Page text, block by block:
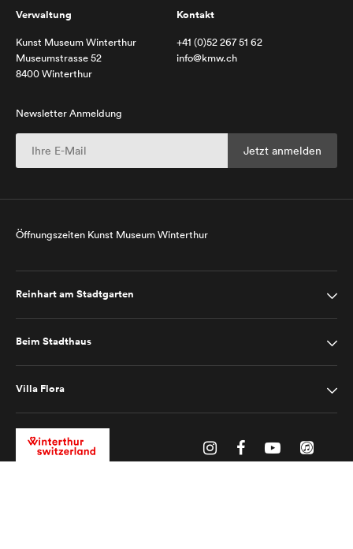
Verwaltung
Kunst Museum Winterthur
Museumstrasse 52
8400 Winterthur
Kontakt
+41 (0)52 267 51 62
info@kmw.ch
Newsletter Anmeldung
Öffnungszeiten Kunst Museum Winterthur
Reinhart am Stadtgarten
Beim Stadthaus
Villa Flora